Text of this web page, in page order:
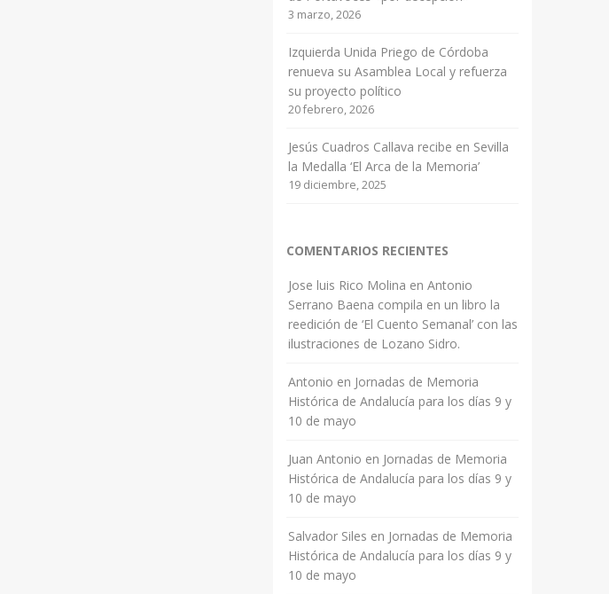
3 marzo, 2026
Izquierda Unida Priego de Córdoba
renueva su Asamblea Local y refuerza
su proyecto político
20 febrero, 2026
Jesús Cuadros Callava recibe en Sevilla
la Medalla ‘El Arca de la Memoria’
19 diciembre, 2025
COMENTARIOS RECIENTES
Jose luis Rico Molina en Antonio
Serrano Baena compila en un libro la
reedición de ‘El Cuento Semanal’ con las
ilustraciones de Lozano Sidro.
Antonio en Jornadas de Memoria
Histórica de Andalucía para los días 9 y
10 de mayo
Juan Antonio en Jornadas de Memoria
Histórica de Andalucía para los días 9 y
10 de mayo
Salvador Siles en Jornadas de Memoria
Histórica de Andalucía para los días 9 y
10 de mayo